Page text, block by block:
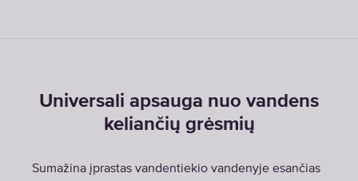
Universali apsauga nuo vandens
keliančių grėsmių
Sumažina įprastas vandentiekio vandenyje esančias